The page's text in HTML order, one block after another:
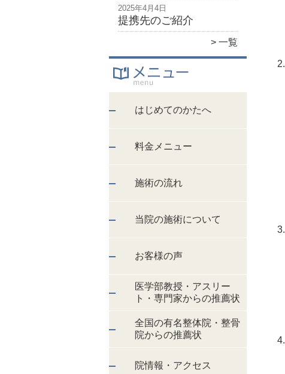
2025年4月4日
提携先のご紹介
一覧
はじめてのかたへ
料金メニュー
施術の流れ
当院の施術について
お客様の声
医学部教授・アスリー
ト・専門家からの推薦状
全国の有名整体院・整骨
院からの推薦状
院情報・アクセス